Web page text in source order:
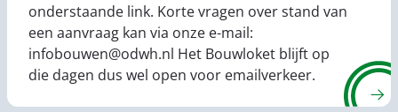
onderstaande link. Korte vragen over stand van
een aanvraag kan via onze e-mail:
infobouwen@odwh.nl Het Bouwloket blijft op
die dagen dus wel open voor emailverkeer.